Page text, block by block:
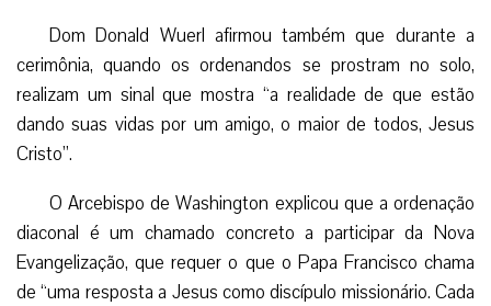
Dom Donald Wuerl afirmou também que durante a
cerimônia, quando os ordenandos se prostram no solo,
realizam um sinal que mostra “a realidade de que estão
dando suas vidas por um amigo, o maior de todos, Jesus
Cristo”.
O Arcebispo de Washington explicou que a ordenação
diaconal é um chamado concreto a participar da Nova
Evangelização, que requer o que o Papa Francisco chama
de “uma resposta a Jesus como discípulo missionário. Cada